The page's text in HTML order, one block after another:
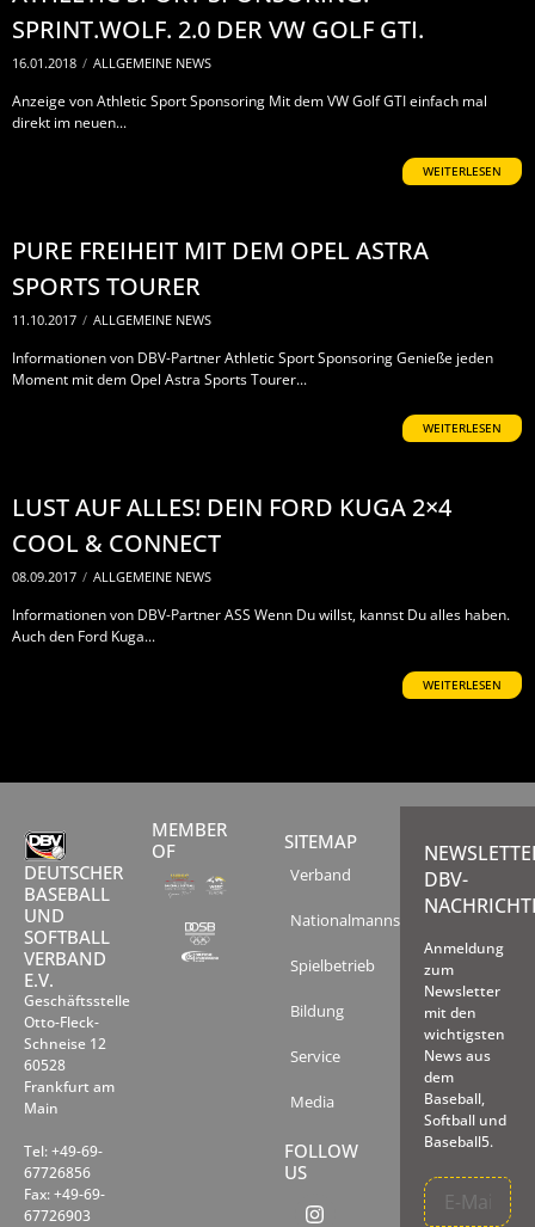
SPRINT.WOLF. 2.0 DER VW GOLF GTI.
16.01.2018 / ALLGEMEINE NEWS
Anzeige von Athletic Sport Sponsoring Mit dem VW Golf GTI einfach mal
direkt im neuen...
WEITERLESEN
PURE FREIHEIT MIT DEM OPEL ASTRA
SPORTS TOURER
11.10.2017 / ALLGEMEINE NEWS
Informationen von DBV-Partner Athletic Sport Sponsoring Genieße jeden
Moment mit dem Opel Astra Sports Tourer...
WEITERLESEN
LUST AUF ALLES! DEIN FORD KUGA 2×4
COOL & CONNECT
08.09.2017 / ALLGEMEINE NEWS
Informationen von DBV-Partner ASS Wenn Du willst, kannst Du alles haben.
Auch den Ford Kuga...
WEITERLESEN
DEUTSCHER
BASEBALL
UND
SOFTBALL
VERBAND
E.V.
Geschäftsstelle
Otto-Fleck-
Schneise 12
60528
Frankfurt am
Main
Tel: +49-69-
67726856
Fax: +49-69-
67726903
MEMBER
OF
SITEMAP
Verband
Nationalmannschaften
Spielbetrieb
Bildung
Service
Media
FOLLOW
US
DBV-
Anmeldung
zum
Newsletter
mit den
wichtigsten
News aus
dem
Baseball,
Softball und
Baseball5.